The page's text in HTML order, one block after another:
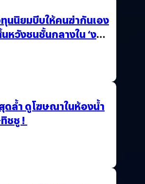
นนิยมบีบให้คนฆ่ากันเอง
หวังชนชั้นกลางใน ‘งาน
ดล้ำ ดูโฆษณาในห้องน้ำ
ชชู !